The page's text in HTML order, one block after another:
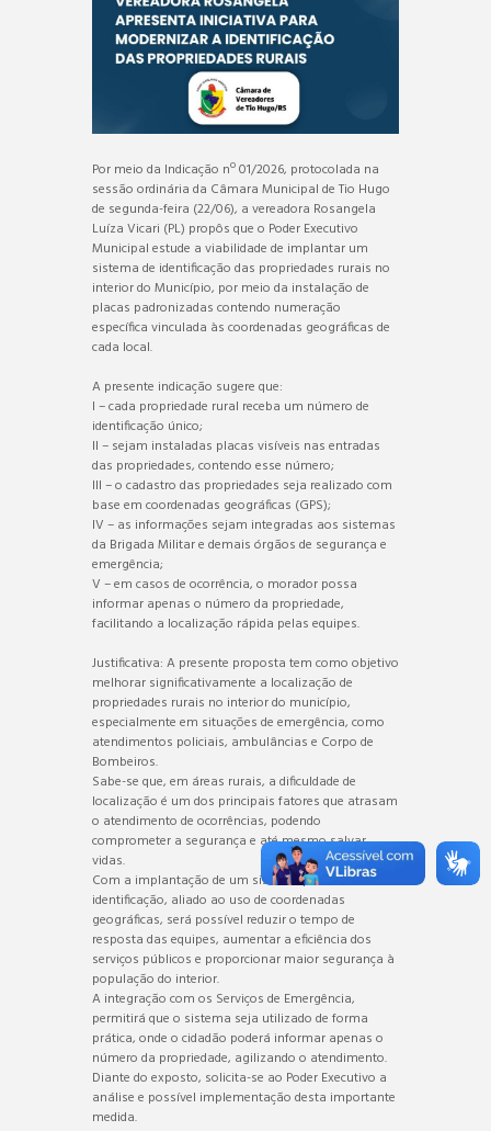
Por meio da Indicação nº 01/2026, protocolada na
sessão ordinária da Câmara Municipal de Tio Hugo
de segunda-feira (22/06), a vereadora Rosangela
Luíza Vicari (PL) propôs que o Poder Executivo
Municipal estude a viabilidade de implantar um
sistema de identificação das propriedades rurais no
interior do Município, por meio da instalação de
placas padronizadas contendo numeração
específica vinculada às coordenadas geográficas de
cada local.
A presente indicação sugere que:
I – cada propriedade rural receba um número de
identificação único;
II – sejam instaladas placas visíveis nas entradas
das propriedades, contendo esse número;
III – o cadastro das propriedades seja realizado com
base em coordenadas geográficas (GPS);
IV – as informações sejam integradas aos sistemas
da Brigada Militar e demais órgãos de segurança e
emergência;
V – em casos de ocorrência, o morador possa
informar apenas o número da propriedade,
facilitando a localização rápida pelas equipes.
Justificativa: A presente proposta tem como objetivo
melhorar significativamente a localização de
propriedades rurais no interior do município,
especialmente em situações de emergência, como
atendimentos policiais, ambulâncias e Corpo de
Bombeiros.
Sabe-se que, em áreas rurais, a dificuldade de
localização é um dos principais fatores que atrasam
o atendimento de ocorrências, podendo
comprometer a segurança e até mesmo salvar
vidas.
Com a implantação de um sistema padronizado de
identificação, aliado ao uso de coordenadas
geográficas, será possível reduzir o tempo de
resposta das equipes, aumentar a eficiência dos
serviços públicos e proporcionar maior segurança à
população do interior.
A integração com os Serviços de Emergência,
permitirá que o sistema seja utilizado de forma
prática, onde o cidadão poderá informar apenas o
número da propriedade, agilizando o atendimento.
Diante do exposto, solicita-se ao Poder Executivo a
análise e possível implementação desta importante
medida.